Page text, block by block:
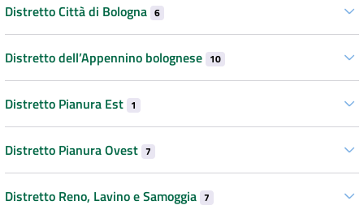
Distretto Città di Bologna 6
Distretto dell’Appennino bolognese 10
Distretto Pianura Est 1
Distretto Pianura Ovest 7
Distretto Reno, Lavino e Samoggia 7